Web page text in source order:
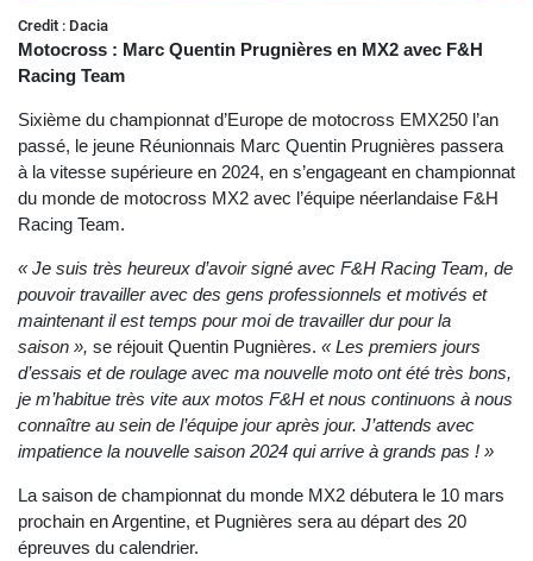
Credit : Dacia
Motocross : Marc Quentin Prugnières en MX2 avec F&H
Racing Team
Sixième du championnat d’Europe de motocross EMX250 l’an
passé, le jeune Réunionnais Marc Quentin Prugnières passera
à la vitesse supérieure en 2024, en s’engageant en championnat
du monde de motocross MX2 avec l’équipe néerlandaise F&H
Racing Team.
« Je suis très heureux d’avoir signé avec F&H Racing Team, de
pouvoir travailler avec des gens professionnels et motivés et
maintenant il est temps pour moi de travailler dur pour la
saison », se réjouit Quentin Pugnières. « Les premiers jours
d’essais et de roulage avec ma nouvelle moto ont été très bons,
je m’habitue très vite aux motos F&H et nous continuons à nous
connaître au sein de l’équipe jour après jour. J’attends avec
impatience la nouvelle saison 2024 qui arrive à grands pas ! »
La saison de championnat du monde MX2 débutera le 10 mars
prochain en Argentine, et Pugnières sera au départ des 20
épreuves du calendrier.